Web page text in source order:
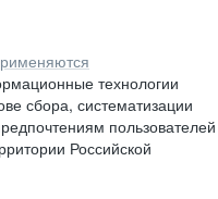
технологии
сбора, систематизации
пользователей
Российской